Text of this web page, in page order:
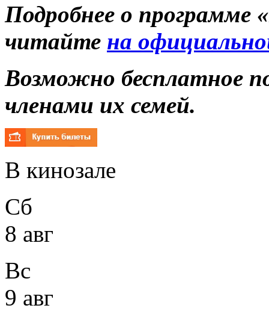
Подробнее о программе
читайте на
Возможно бесплатное
членами их семей.
В кинозале
Сб
8 авг
Вс
9 авг